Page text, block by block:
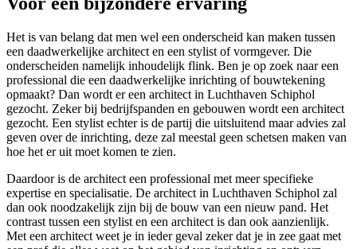
Het is van belang dat men wel een onderscheid kan maken tussen
een daadwerkelijke architect en een stylist of vormgever. Die
onderscheiden namelijk inhoudelijk flink. Ben je op zoek naar een
professional die een daadwerkelijke inrichting of bouwtekening
opmaakt? Dan wordt er een architect in Luchthaven Schiphol
gezocht. Zeker bij bedrijfspanden en gebouwen wordt een architect
gezocht. Een stylist echter is de partij die uitsluitend maar advies zal
geven over de inrichting, deze zal meestal geen schetsen maken van
hoe het er uit moet komen te zien.
Daardoor is de architect een professional met meer specifieke
expertise en specialisatie. De architect in Luchthaven Schiphol zal
dan ook noodzakelijk zijn bij de bouw van een nieuw pand. Het
contrast tussen een stylist en een architect is dan ook aanzienlijk.
Met een architect weet je in ieder geval zeker dat je in zee gaat met